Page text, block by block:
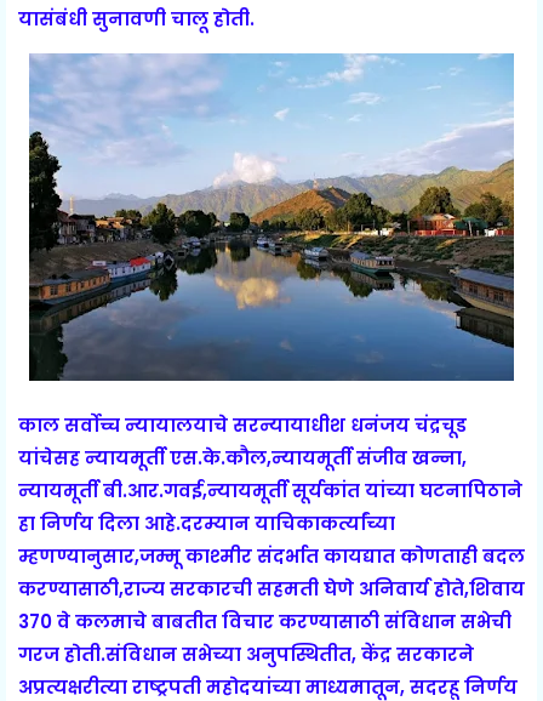
यासंबंधी सुनावणी चालू होती.
काल सर्वोच्च न्यायालयाचे सरन्यायाधीश धनंजय चंद्रचूड
यांचेसह न्यायमूर्ती एस.के.कौल,न्यायमूर्ती संजीव खन्ना,
न्यायमूर्ती बी.आर.गवई,न्यायमूर्ती सूर्यकांत यांच्या घटनापिठाने
हा निर्णय दिला आहे.दरम्यान याचिकाकर्त्यांच्या
म्हणण्यानुसार,जम्मू काश्मीर संदर्भात कायद्यात कोणताही बदल
करण्यासाठी,राज्य सरकारची सहमती घेणे अनिवार्य होते,शिवाय
370 वे कलमाचे बाबतीत विचार करण्यासाठी संविधान सभेची
गरज होती.संविधान सभेच्या अनुपस्थितीत, केंद्र सरकारने
अप्रत्यक्षरीत्या राष्ट्रपती महोदयांच्या माध्यमातून, सदरहू निर्णय